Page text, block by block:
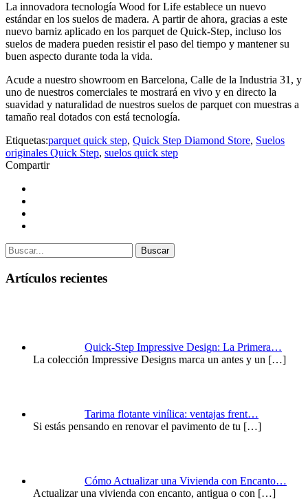
La innovadora tecnología Wood for Life establece un nuevo
estándar en los suelos de madera. A partir de ahora, gracias a este
nuevo barniz aplicado en los parquet de Quick-Step, incluso los
suelos de madera pueden resistir el paso del tiempo y mantener su
buen aspecto durante toda la vida.
Acude a nuestro showroom en Barcelona, Calle de la Industria 31, y
uno de nuestros comerciales te mostrará en vivo y en directo la
suavidad y naturalidad de nuestros suelos de parquet con muestras a
tamaño real dotados con está tecnología.
Etiquetas:parquet quick step, Quick Step Diamond Store, Suelos
originales Quick Step, suelos quick step
Compartir
Buscar
Artículos recientes
Quick-Step Impressive Design: La Primera…
La colección Impressive Designs marca un antes y un […]
Tarima flotante vinílica: ventajas frent…
Si estás pensando en renovar el pavimento de tu […]
Cómo Actualizar una Vivienda con Encanto…
Actualizar una vivienda con encanto, antigua o con […]